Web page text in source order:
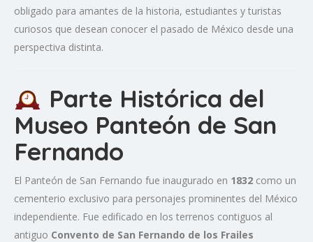
obligado para amantes de la historia, estudiantes y turistas
curiosos que desean conocer el pasado de México desde una
perspectiva distinta.
Parte Histórica del
Museo Panteón de San
Fernando
El Panteón de San Fernando fue inaugurado en 1832 como un
cementerio exclusivo para personajes prominentes del México
independiente. Fue edificado en los terrenos contiguos al
antiguo Convento de San Fernando de los Frailes